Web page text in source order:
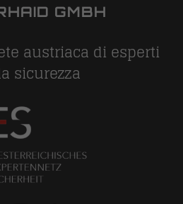
GMBH
austriaca di esperti
sicurezza